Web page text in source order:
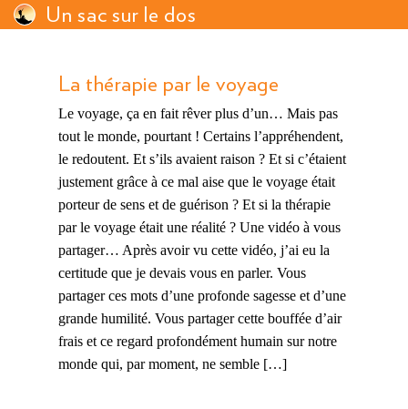
Un sac sur le dos
La thérapie par le voyage
Le voyage, ça en fait rêver plus d’un… Mais pas
tout le monde, pourtant ! Certains l’appréhendent,
le redoutent. Et s’ils avaient raison ? Et si c’étaient
justement grâce à ce mal aise que le voyage était
porteur de sens et de guérison ? Et si la thérapie
par le voyage était une réalité ? Une vidéo à vous
partager… Après avoir vu cette vidéo, j’ai eu la
certitude que je devais vous en parler. Vous
partager ces mots d’une profonde sagesse et d’une
grande humilité. Vous partager cette bouffée d’air
frais et ce regard profondément humain sur notre
monde qui, par moment, ne semble […]